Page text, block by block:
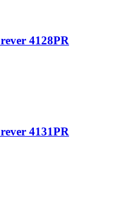
4128PR
4131PR